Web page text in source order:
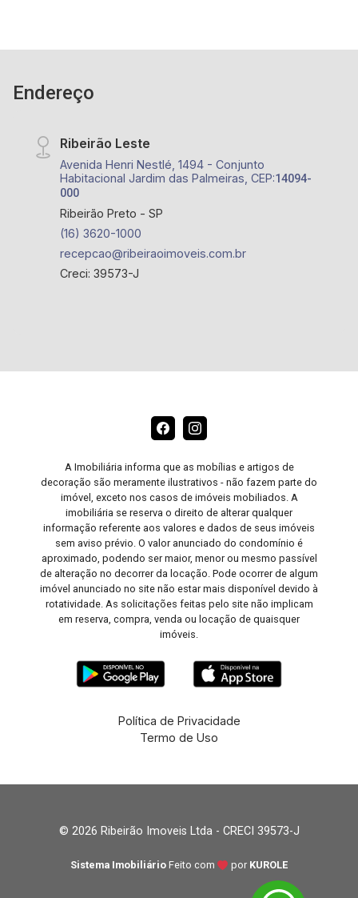
Endereço
Ribeirão Leste
Avenida Henri Nestlé, 1494 - Conjunto
Habitacional Jardim das Palmeiras, CEP:14094-
000
Ribeirão Preto - SP
(16) 3620-1000
recepcao@ribeiraoimoveis.com.br
Creci: 39573-J
A Imobiliária informa que as mobílias e artigos de
decoração são meramente ilustrativos - não fazem parte do
imóvel, exceto nos casos de imóveis mobiliados. A
imobiliária se reserva o direito de alterar qualquer
informação referente aos valores e dados de seus imóveis
sem aviso prévio. O valor anunciado do condomínio é
aproximado, podendo ser maior, menor ou mesmo passível
de alteração no decorrer da locação. Pode ocorrer de algum
imóvel anunciado no site não estar mais disponível devido à
rotatividade. As solicitações feitas pelo site não implicam
em reserva, compra, venda ou locação de quaisquer
imóveis.
Política de Privacidade
Termo de Uso
© 2026 Ribeirão Imoveis Ltda - CRECI 39573-J
Sistema Imobiliário Feito com por KUROLE